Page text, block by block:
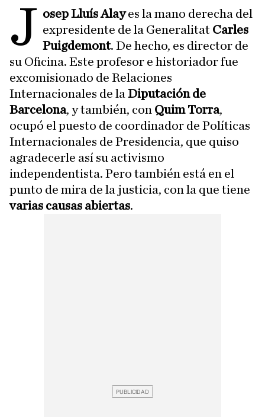
J osep Lluís Alayes la mano derecha del
expresidente de la Generalitat Carles
Puigdemont. De hecho, es director de
su Oficina. Este profesor e historiador fue
excomisionado de Relaciones
Internacionales de la Diputación de
Barcelona, y también, con Quim Torra,
ocupó el puesto de coordinador de Políticas
Internacionales de Presidencia, que quiso
agradecerle así su activismo
independentista. Pero también está en el
punto de mira de la justicia, con la que tiene
varias causas abiertas.